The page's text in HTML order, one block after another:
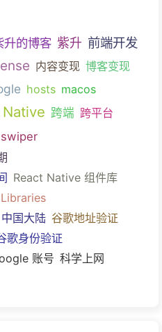
升的博客 紫升 前端开发
内容变现 博客变现
hosts macos
跨端 跨平台
swiper
React Native 组件库
中国大陆 谷歌地址验证
歌身份验证
账号 科学上网